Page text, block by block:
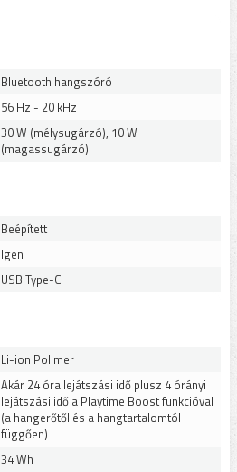
Bluetooth hangszóró
56 Hz - 20 kHz
30 W (mélysugárzó), 10 W
(magassugárzó)
Beépített
Igen
USB Type-C
Li-ion Polimer
Akár 24 óra lejátszási idő plusz 4 órányi
lejátszási idő a Playtime Boost funkcióval
(a hangerőtől és a hangtartalomtól
függően)
34 Wh